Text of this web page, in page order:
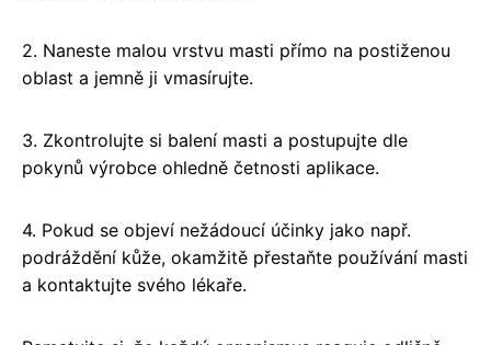
2. Naneste malou vrstvu masti přímo na postiženou
oblast a jemně ji vmasírujte.
3. Zkontrolujte si balení masti a postupujte dle
pokynů výrobce ohledně četnosti aplikace.
4. Pokud se objeví nežádoucí účinky jako např.
podráždění kůže, okamžitě přestaňte používání masti
a kontaktujte svého lékaře.